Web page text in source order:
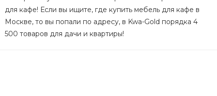
для кафе! Если вы ищите, где купить мебель для кафе в
Москве, то вы попали по адресу, в Kwa-Gold порядка 4
500 товаров для дачи и квартиры!